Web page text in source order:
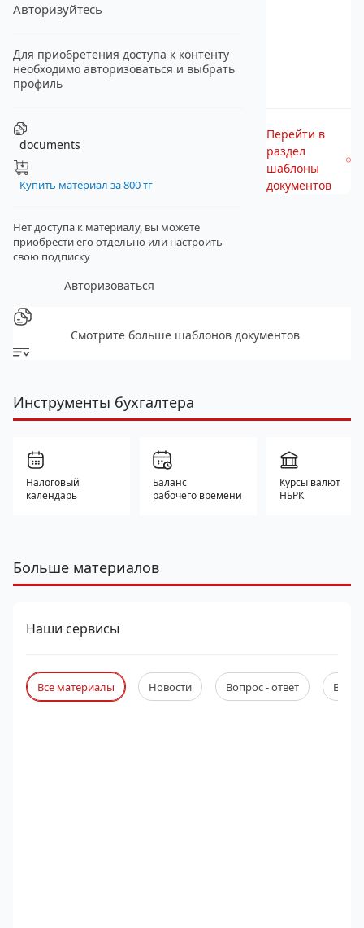
Авторизуйтесь
Для приобретения доступа к контенту
необходимо авторизоваться и выбрать
профиль
documents
Купить материал за 800 тг
Нет доступа к материалу, вы можете
приобрести его отдельно или настроить
свою подписку
Авторизоваться
Перейти в
раздел
шаблоны
документов
Смотрите больше шаблонов документов
Инструменты бухгалтера
Налоговый
календарь
Баланс
рабочего времени
Курсы валют
НБРК
Больше материалов
Наши сервисы
Все материалы Новости Вопрос - ответ